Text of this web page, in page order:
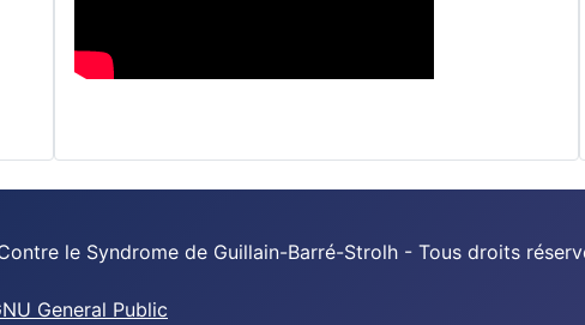
le Syndrome de Guillain-Barré-Strolh - Tous droits
General Public